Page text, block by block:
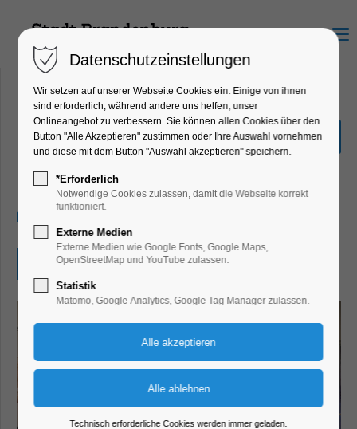
Menu
Sonderführung: Am
seidenen Faden
Führung
Eintritt frei
Datenschutzeinstellungen
Wir setzen auf unserer Webseite Cookies ein. Einige von ihnen
sind erforderlich, während andere uns helfen, unser
Onlineangebot zu verbessern. Sie können allen Cookies über den
Button "Alle Akzeptieren" zustimmen oder Ihre Auswahl vornehmen
und diese mit dem Button "Auswahl akzeptieren" speichern.
*Erforderlich
Notwendige Cookies zulassen, damit die Webseite korrekt
funktioniert.
Externe Medien
Externe Medien wie Google Fonts, Google Maps,
OpenStreetMap und YouTube zulassen.
Statistik
Matomo, Google Analytics, Google Tag Manager zulassen.
Technisch erforderliche Cookies werden immer geladen.